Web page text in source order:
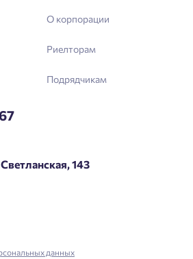
О корпорации
Риелторам
Подрядчикам
143
данных